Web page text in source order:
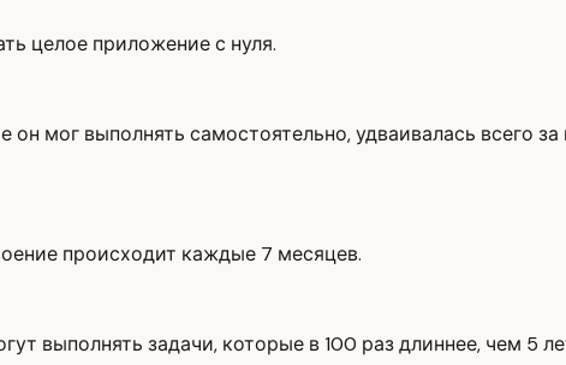
целое приложение с нуля.
мог выполнять самостоятельно, удваивалась всего
происходит каждые 7 месяцев.
выполнять задачи, которые в 100 раз длиннее, чем 5